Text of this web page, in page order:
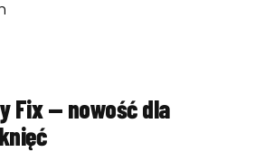
Fix — nowość dla